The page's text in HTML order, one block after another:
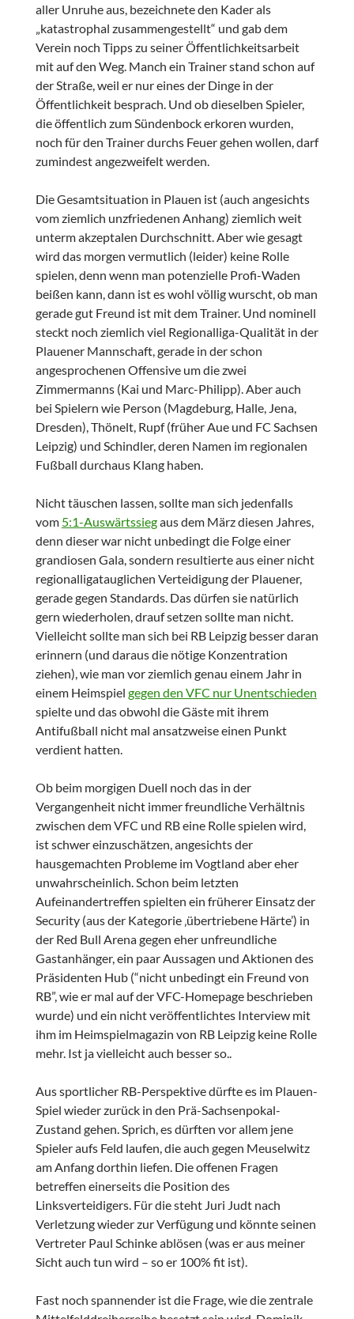
aller Unruhe aus, bezeichnete den Kader als
„katastrophal zusammengestellt“ und gab dem
Verein noch Tipps zu seiner Öffentlichkeitsarbeit
mit auf den Weg. Manch ein Trainer stand schon auf
der Straße, weil er nur eines der Dinge in der
Öffentlichkeit besprach. Und ob dieselben Spieler,
die öffentlich zum Sündenbock erkoren wurden,
noch für den Trainer durchs Feuer gehen wollen, darf
zumindest angezweifelt werden.
Die Gesamtsituation in Plauen ist (auch angesichts
vom ziemlich unzfriedenen Anhang) ziemlich weit
unterm akzeptalen Durchschnitt. Aber wie gesagt
wird das morgen vermutlich (leider) keine Rolle
spielen, denn wenn man potenzielle Profi-Waden
beißen kann, dann ist es wohl völlig wurscht, ob man
gerade gut Freund ist mit dem Trainer. Und nominell
steckt noch ziemlich viel Regionalliga-Qualität in der
Plauener Mannschaft, gerade in der schon
angesprochenen Offensive um die zwei
Zimmermanns (Kai und Marc-Philipp). Aber auch
bei Spielern wie Person (Magdeburg, Halle, Jena,
Dresden), Thönelt, Rupf (früher Aue und FC Sachsen
Leipzig) und Schindler, deren Namen im regionalen
Fußball durchaus Klang haben.
Nicht täuschen lassen, sollte man sich jedenfalls
vom 5:1-Auswärtssiegaus dem März diesen Jahres,
denn dieser war nicht unbedingt die Folge einer
grandiosen Gala, sondern resultierte aus einer nicht
regionalligatauglichen Verteidigung der Plauener,
gerade gegen Standards. Das dürfen sie natürlich
gern wiederholen, drauf setzen sollte man nicht.
Vielleicht sollte man sich bei RB Leipzig besser daran
erinnern (und daraus die nötige Konzentration
ziehen), wie man vor ziemlich genau einem Jahr in
einem Heimspiel gegen den VFC nur Unentschieden
spielte und das obwohl die Gäste mit ihrem
Antifußball nicht mal ansatzweise einen Punkt
verdient hatten.
Ob beim morgigen Duell noch das in der
Vergangenheit nicht immer freundliche Verhältnis
zwischen dem VFC und RB eine Rolle spielen wird,
ist schwer einzuschätzen, angesichts der
hausgemachten Probleme im Vogtland aber eher
unwahrscheinlich. Schon beim letzten
Aufeinandertreffen spielten ein früherer Einsatz der
Security (aus der Kategorie ‚übertriebene Härte’) in
der Red Bull Arena gegen eher unfreundliche
Gastanhänger, ein paar Aussagen und Aktionen des
Präsidenten Hub (“nicht unbedingt ein Freund von
RB”, wie er mal auf der VFC-Homepage beschrieben
wurde) und ein nicht veröffentlichtes Interview mit
ihm im Heimspielmagazin von RB Leipzig keine Rolle
mehr. Ist ja vielleicht auch besser so..
Aus sportlicher RB-Perspektive dürfte es im Plauen-
Spiel wieder zurück in den Prä-Sachsenpokal-
Zustand gehen. Sprich, es dürften vor allem jene
Spieler aufs Feld laufen, die auch gegen Meuselwitz
am Anfang dorthin liefen. Die offenen Fragen
betreffen einerseits die Position des
Linksverteidigers. Für die steht Juri Judt nach
Verletzung wieder zur Verfügung und könnte seinen
Vertreter Paul Schinke ablösen (was er aus meiner
Sicht auch tun wird – so er 100% fit ist).
Fast noch spannender ist die Frage, wie die zentrale